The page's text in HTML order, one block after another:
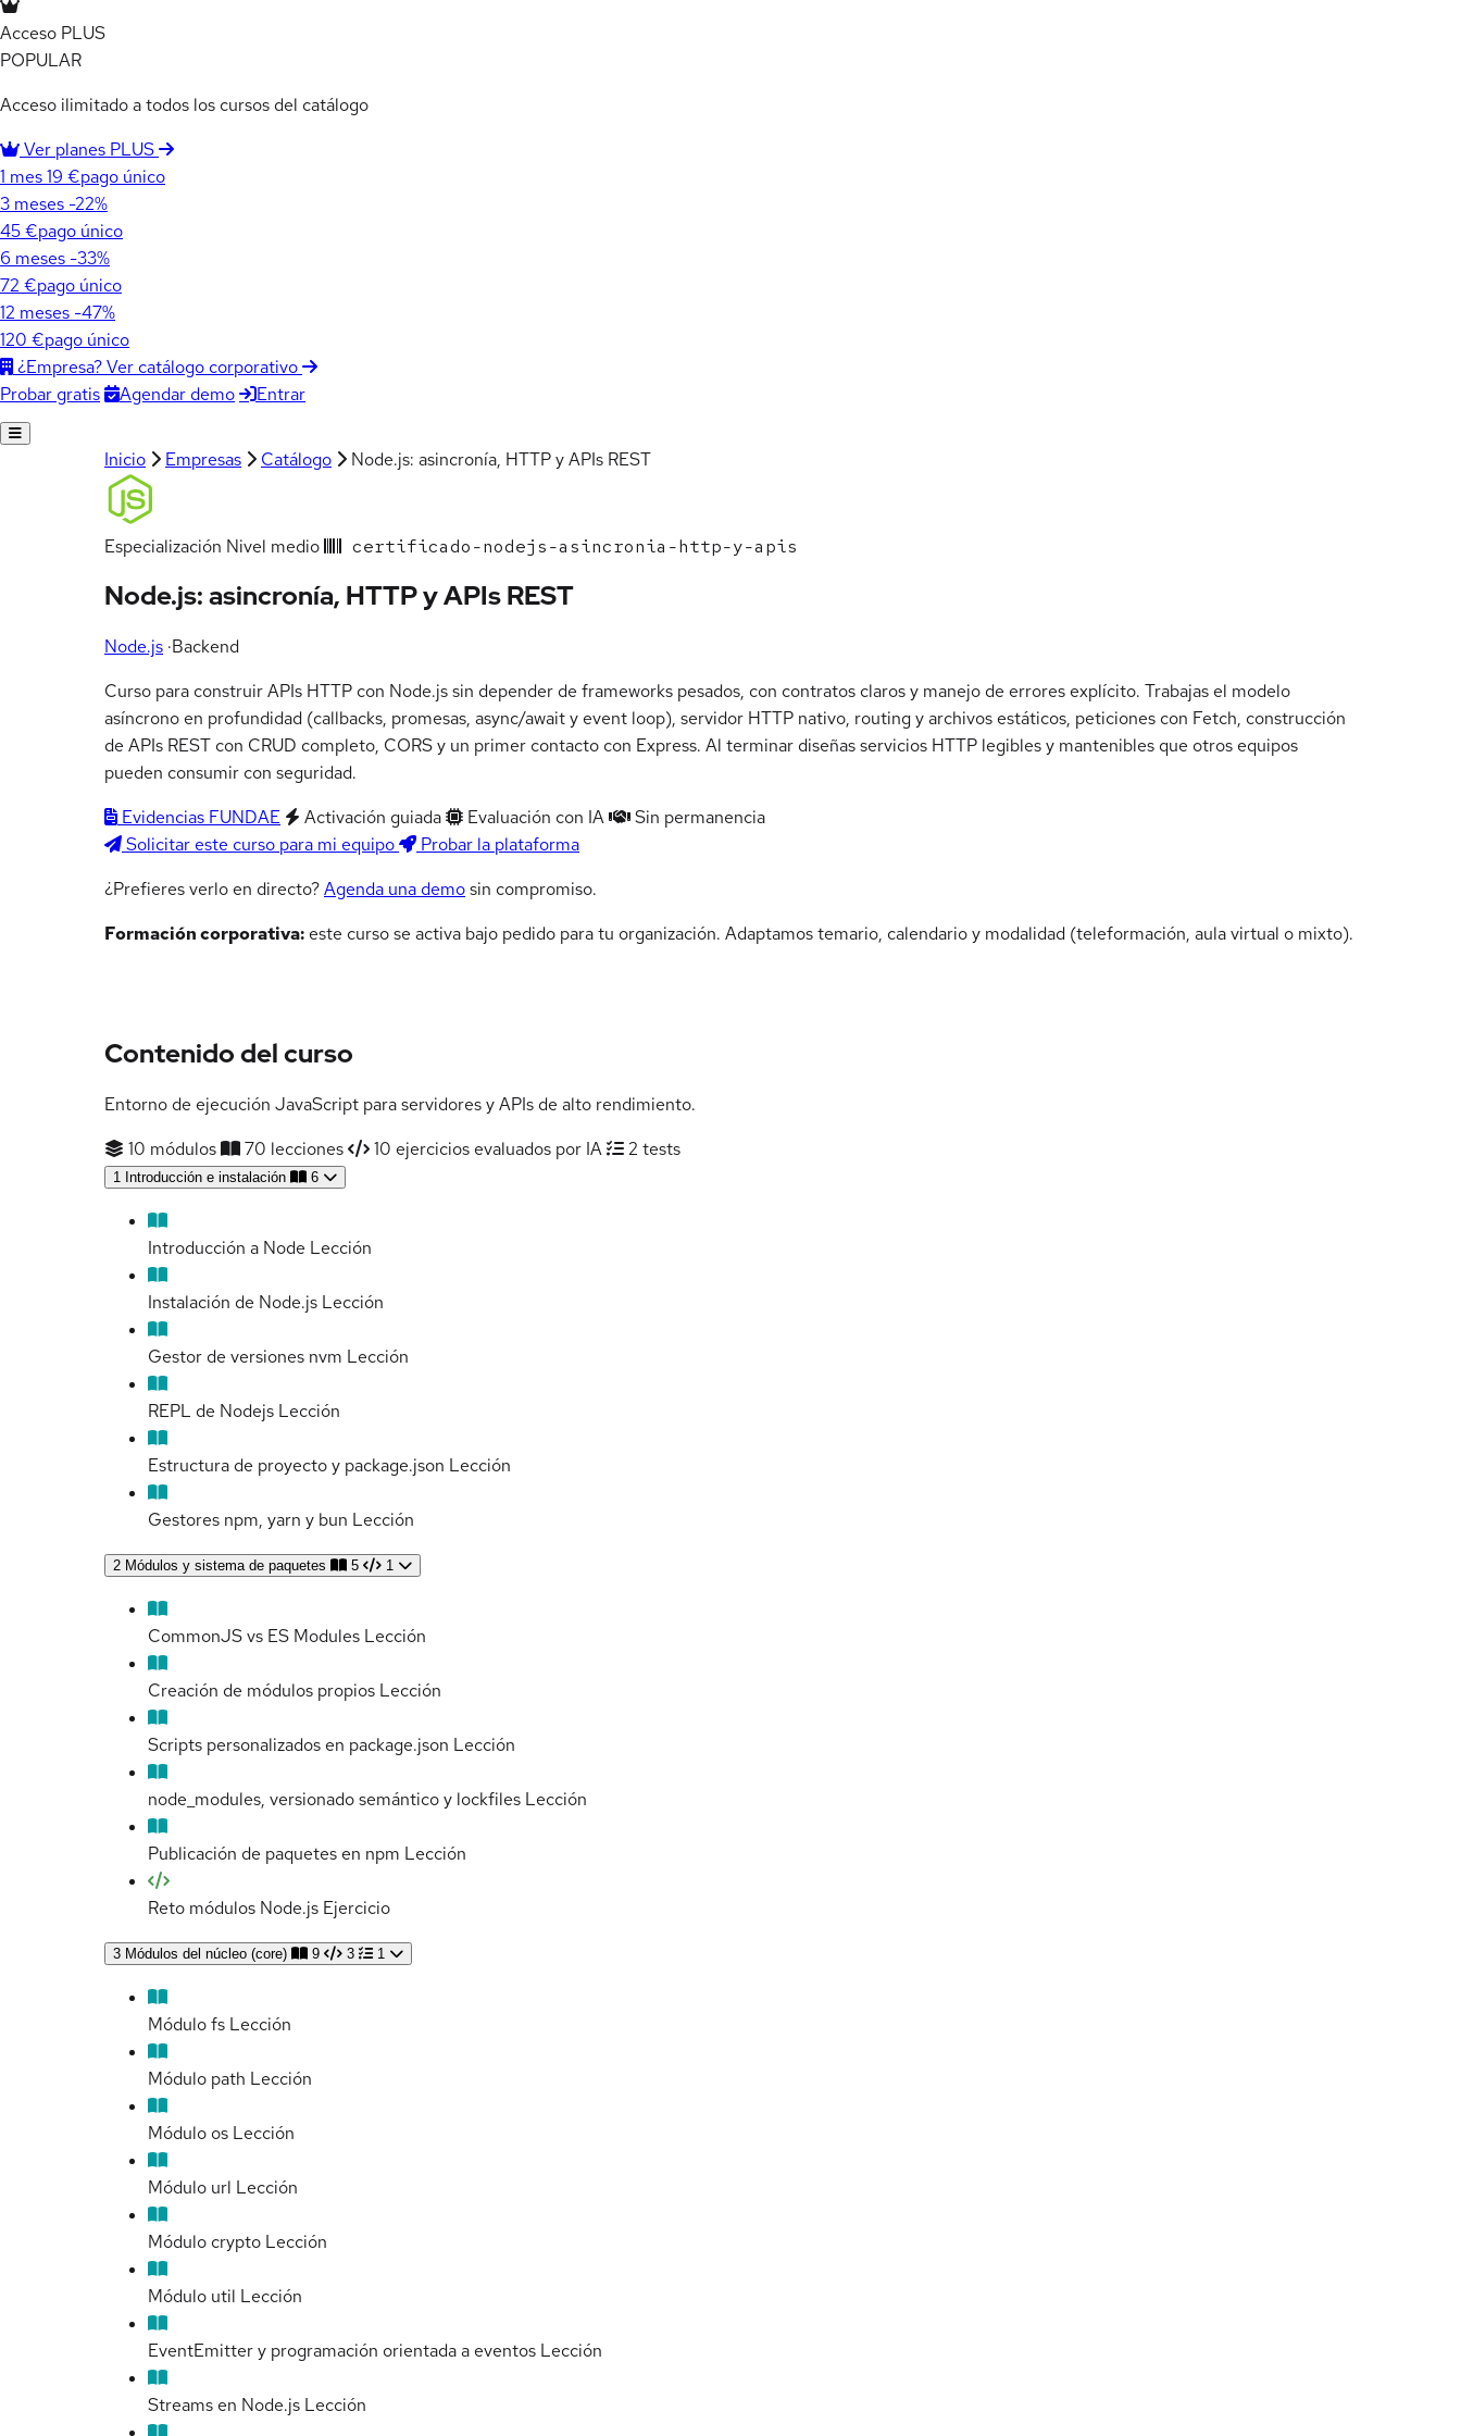
Acceso PLUS
POPULAR
Acceso ilimitado a todos los cursos del catálogo
Ver planes PLUS
1 mes19 €pago único
3 meses -22%
45 €pago único
6 meses -33%
72 €pago único
12 meses -47%
120 €pago único
¿Empresa? Ver catálogo corporativo
Probar gratis
Agendar demo Entrar
Inicio Empresas Catálogo Node.js: asincronía, HTTP y APIs REST
Especialización Nivel medio certificado-nodejs-asincronia-http-y-apis
Node.js: asincronía, HTTP y APIs REST
Node.js ·Backend
Curso para construir APIs HTTP con Node.js sin depender de frameworks pesados, con contratos claros y manejo de errores explícito. Trabajas el modelo
asíncrono en profundidad (callbacks, promesas, async/await y event loop), servidor HTTP nativo, routing y archivos estáticos, peticiones con Fetch, construcción
de APIs REST con CRUD completo, CORS y un primer contacto con Express. Al terminar diseñas servicios HTTP legibles y mantenibles que otros equipos
pueden consumir con seguridad.
Evidencias FUNDAE
Activación guiada Evaluación con IA
Sin permanencia
Solicitar este curso para mi equipo
Probar la plataforma
¿Prefieres verlo en directo?Agenda una demosin compromiso.
Formación corporativa: este curso se activa bajo pedido para tu organización. Adaptamos temario, calendario y modalidad (teleformación, aula virtual o mixto).
Contenido del curso
Entorno de ejecución JavaScript para servidores y APIs de alto rendimiento.
10 módulos
70 lecciones 10 ejercicios evaluados por IA 2 tests
1 Introducción e instalación 6
Introducción a Node Lección
Instalación de Node.js Lección
Gestor de versiones nvm Lección
REPL de Nodejs Lección
Estructura de proyecto y package.json Lección
Gestores npm, yarn y bun Lección
2 Módulos y sistema de paquetes 5 1
CommonJS vs ES Modules Lección
Creación de módulos propios Lección
Scripts personalizados en package.json Lección
node_modules, versionado semántico y lockfiles Lección
Publicación de paquetes en npm Lección
Reto módulos Node.js Ejercicio
3 Módulos del núcleo (core) 9 3 1
Módulo fs Lección
Módulo path Lección
Módulo os Lección
Módulo url Lección
Módulo crypto Lección
Módulo util Lección
EventEmitter y programación orientada a eventos Lección
Streams en Node.js Lección